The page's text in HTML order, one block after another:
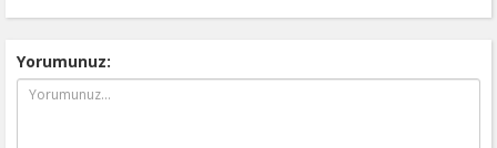
Yorumunuz: